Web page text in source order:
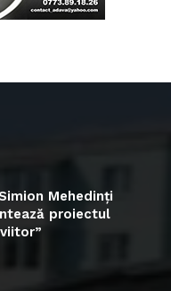
Mehedinți
proiectul